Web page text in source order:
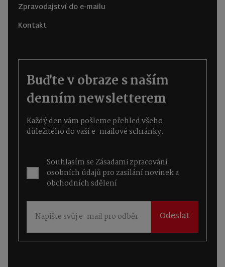
Zpravodajství do e-mailu
Kontakt
Buďte v obraze s naším
denním newsletterem
Každý den vám pošleme přehled všeho
důležitého do vaší e-mailové schránky.
Souhlasím seZásadami zpracování
osobních údajů pro zasílání novinek a
obchodních sdělení
Odeslat